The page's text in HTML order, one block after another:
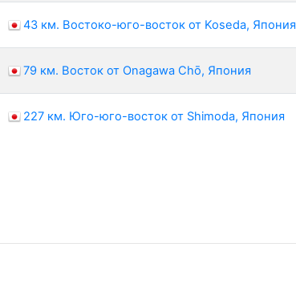
43 км. Востоко-юго-восток от Koseda, Япония
79 км. Восток от Onagawa Chō, Япония
227 км. Юго-юго-восток от Shimoda, Япония